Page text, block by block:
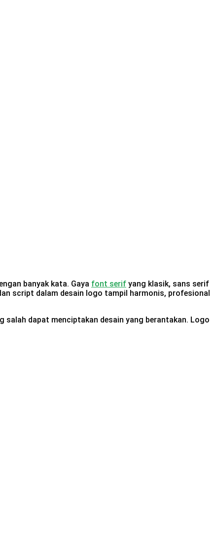
banyak kata. Gaya font serif yang klasik, sans serif
script dalam desain logo tampil harmonis, profesional
dapat menciptakan desain yang berantakan. Logo